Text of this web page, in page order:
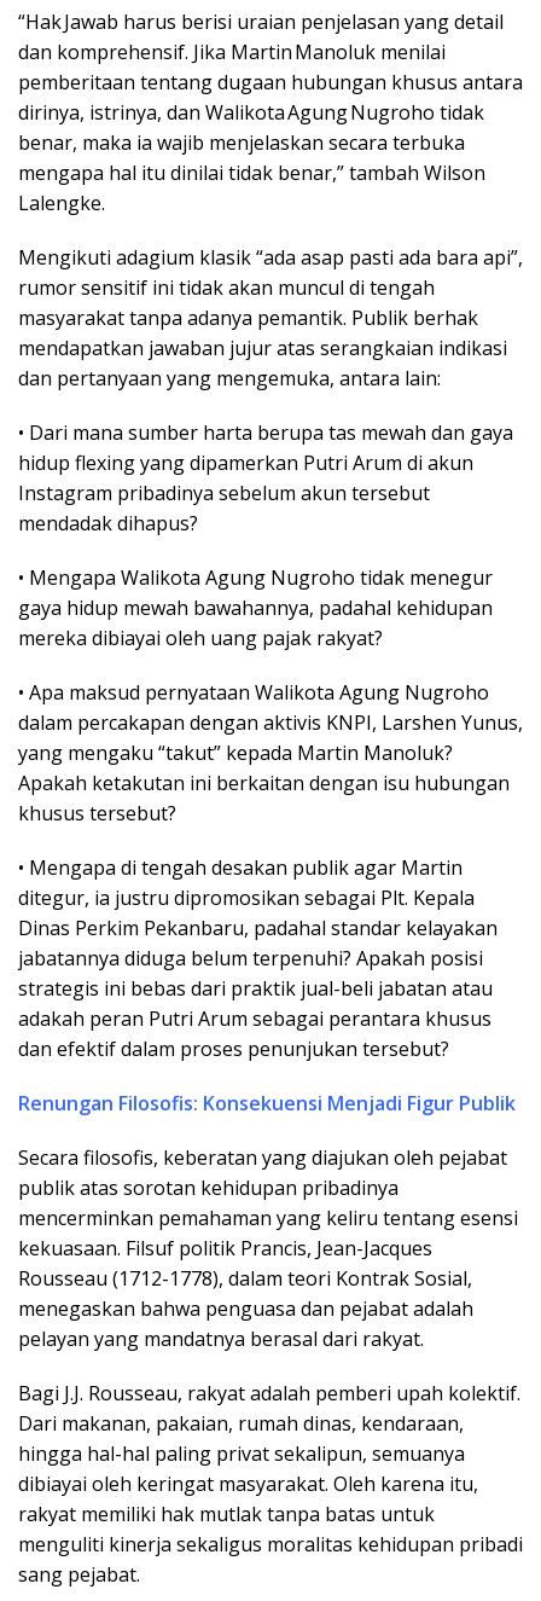
“Hak Jawab harus berisi uraian penjelasan yang detail
dan komprehensif. Jika Martin Manoluk menilai
pemberitaan tentang dugaan hubungan khusus antara
dirinya, istrinya, dan Walikota Agung Nugroho tidak
benar, maka ia wajib menjelaskan secara terbuka
mengapa hal itu dinilai tidak benar,” tambah Wilson
Lalengke.
Mengikuti adagium klasik “ada asap pasti ada bara api”,
rumor sensitif ini tidak akan muncul di tengah
masyarakat tanpa adanya pemantik. Publik berhak
mendapatkan jawaban jujur atas serangkaian indikasi
dan pertanyaan yang mengemuka, antara lain:
• Dari mana sumber harta berupa tas mewah dan gaya
hidup flexing yang dipamerkan Putri Arum di akun
Instagram pribadinya sebelum akun tersebut
mendadak dihapus?
• Mengapa Walikota Agung Nugroho tidak menegur
gaya hidup mewah bawahannya, padahal kehidupan
mereka dibiayai oleh uang pajak rakyat?
• Apa maksud pernyataan Walikota Agung Nugroho
dalam percakapan dengan aktivis KNPI, Larshen Yunus,
yang mengaku “takut” kepada Martin Manoluk?
Apakah ketakutan ini berkaitan dengan isu hubungan
khusus tersebut?
• Mengapa di tengah desakan publik agar Martin
ditegur, ia justru dipromosikan sebagai Plt. Kepala
Dinas Perkim Pekanbaru, padahal standar kelayakan
jabatannya diduga belum terpenuhi? Apakah posisi
strategis ini bebas dari praktik jual-beli jabatan atau
adakah peran Putri Arum sebagai perantara khusus
dan efektif dalam proses penunjukan tersebut?
Renungan Filosofis: Konsekuensi Menjadi Figur Publik
Secara filosofis, keberatan yang diajukan oleh pejabat
publik atas sorotan kehidupan pribadinya
mencerminkan pemahaman yang keliru tentang esensi
kekuasaan. Filsuf politik Prancis, Jean-Jacques
Rousseau (1712-1778), dalam teori Kontrak Sosial,
menegaskan bahwa penguasa dan pejabat adalah
pelayan yang mandatnya berasal dari rakyat.
Bagi J.J. Rousseau, rakyat adalah pemberi upah kolektif.
Dari makanan, pakaian, rumah dinas, kendaraan,
hingga hal-hal paling privat sekalipun, semuanya
dibiayai oleh keringat masyarakat. Oleh karena itu,
rakyat memiliki hak mutlak tanpa batas untuk
menguliti kinerja sekaligus moralitas kehidupan pribadi
sang pejabat.